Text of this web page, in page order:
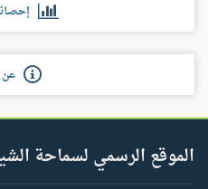
عن
الموقع الرسمي لسماحة